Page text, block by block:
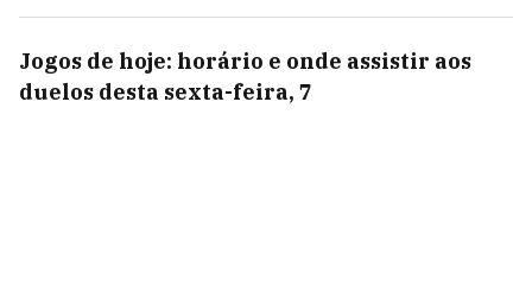
Jogos de hoje: horário e onde assistir aos
duelos desta sexta-feira, 7